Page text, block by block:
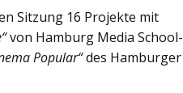
Sitzung 16 Projekte mit
von Hamburg Media School-
Popular“des Hamburger